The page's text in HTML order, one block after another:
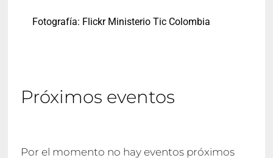
Fotografía: Flickr Ministerio Tic Colombia
Próximos eventos
Por el momento no hay eventos próximos